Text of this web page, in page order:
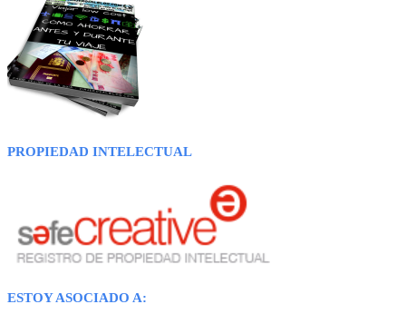
PROPIEDAD INTELECTUAL
ESTOY ASOCIADO A: